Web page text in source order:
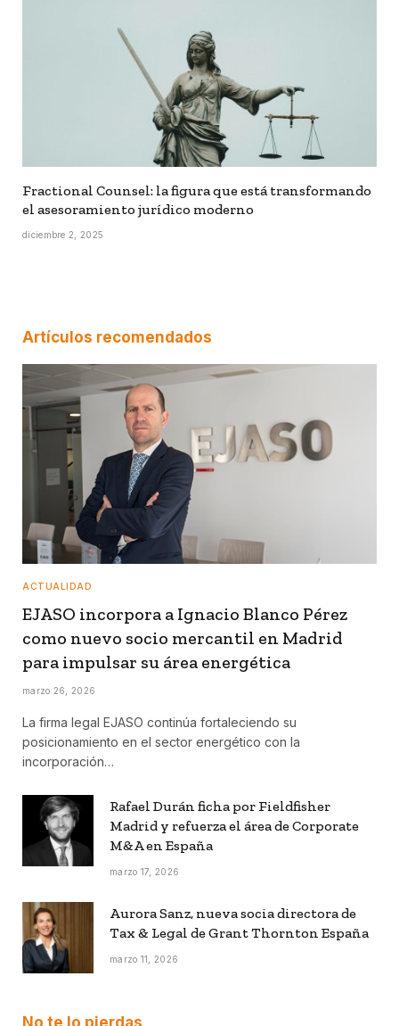
Fractional Counsel: la figura que está transformando
el asesoramiento jurídico moderno
diciembre 2, 2025
Artículos recomendados
ACTUALIDAD
EJASO incorpora a Ignacio Blanco Pérez
como nuevo socio mercantil en Madrid
para impulsar su área energética
marzo 26, 2026
La firma legal EJASO continúa fortaleciendo su
posicionamiento en el sector energético con la
incorporación…
Rafael Durán ficha por Fieldfisher
Madrid y refuerza el área de Corporate
M&A en España
marzo 17, 2026
Aurora Sanz, nueva socia directora de
Tax & Legal de Grant Thornton España
marzo 11, 2026
No te lo pierdas